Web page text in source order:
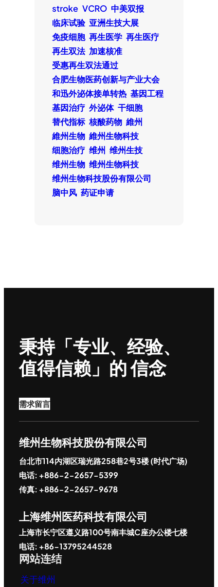
stroke VCRO 中美双报
临床试验 亚洲生技大展
免疫细胞 再生医学 再生医疗
再生双法 加速核准
受惠再生双法通过
合肥生物医药创新与产业大会
和迅外泌体接单转热 基因工程
基因治疗 外泌体 干细胞
替代指标 核酸药物 維州
維州生物 維州生物科技
细胞治疗 维州 维州生技
维州生物 维州生物科技
维州生物科技股份有限公司
脑中风 药证申请
秉持「专业、经验、
值得信赖」的 信念
需求留言
维州生物科技股份有限公司
台北市114内湖区瑞光路258巷2号3楼 (时代广场)
电话: +886-2-2657-5399
传真: +886-2-2657-9678
上海维州医药科技有限公司
上海市长宁区遵义路100号南丰城C座办公楼七楼
电话: +86-13795244528
网站连结
关于维州